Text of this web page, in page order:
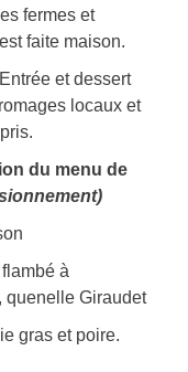
fermes et
faite maison.
et dessert
locaux et
du menu de
à
quenelle Giraudet
gras et poire.